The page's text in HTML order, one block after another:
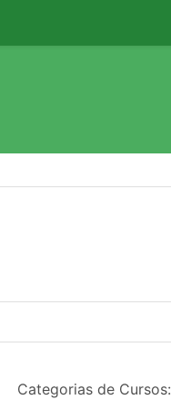
Categorias de Cursos: